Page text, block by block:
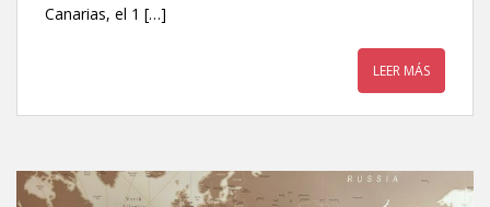
Canarias, el 1 […]
LEER MÁS